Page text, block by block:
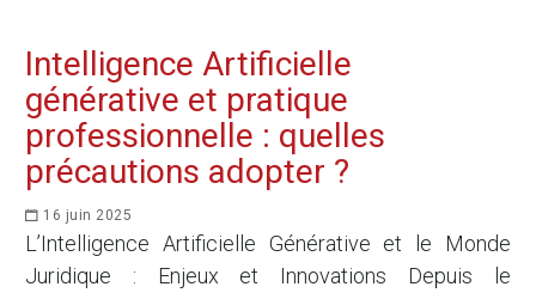
Intelligence Artificielle
générative et pratique
professionnelle : quelles
précautions adopter ?
16 juin 2025
L’Intelligence Artificielle Générative et le Monde
Juridique : Enjeux et Innovations Depuis le